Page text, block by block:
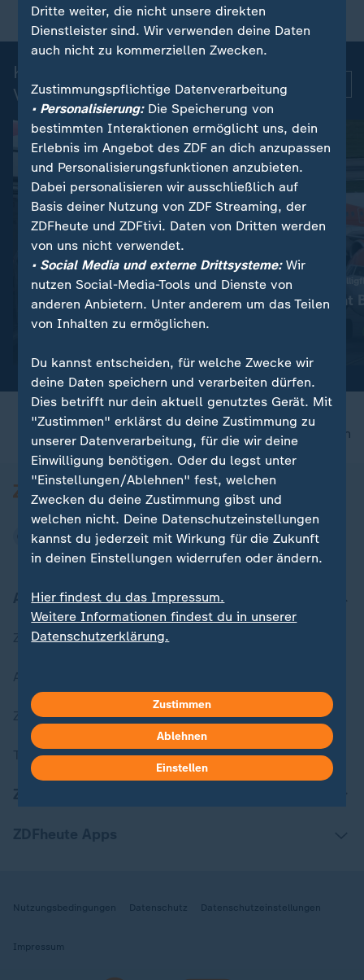
Kurznachrichten: Aktuelle
Videos
25 Verletzte nach Kollision:
Gelsenkirchen:
Straßenbahnen stoßen
US-Investor kauft
Apollo gewinnt
nach oben
Aktuell bei ZDFheute
Zuletzt veröffentlicht
ZDFheute Stories
Themen im Überblick
Nutzungsbedingungen Datenschutz Datenschutzeinstellungen
Impressum
Dritte weiter, die nicht unsere direkten
Dienstleister sind. Wir verwenden deine Daten
auch nicht zu kommerziellen Zwecken.
Zustimmungspflichtige Datenverarbeitung
• Personalisierung:Die Speicherung von
bestimmten Interaktionen ermöglicht uns, dein
Erlebnis im Angebot des ZDF an dich anzupassen
und Personalisierungsfunktionen anzubieten.
Dabei personalisieren wir ausschließlich auf
Basis deiner Nutzung von ZDF Streaming, der
ZDFheute und ZDFtivi. Daten von Dritten werden
von uns nicht verwendet.
• Social Media und externe Drittsysteme:Wir
nutzen Social-Media-Tools und Dienste von
anderen Anbietern. Unter anderem um das Teilen
von Inhalten zu ermöglichen.
Du kannst entscheiden, für welche Zwecke wir
deine Daten speichern und verarbeiten dürfen.
Dies betrifft nur dein aktuell genutztes Gerät. Mit
"Zustimmen" erklärst du deine Zustimmung zu
unserer Datenverarbeitung, für die wir deine
Einwilligung benötigen. Oder du legst unter
"Einstellungen/Ablehnen" fest, welchen
Zwecken du deine Zustimmung gibst und
welchen nicht. Deine Datenschutzeinstellungen
kannst du jederzeit mit Wirkung für die Zukunft
in deinen Einstellungen widerrufen oder ändern.
Hier findest du das Impressum.
Weitere Informationen findest du in unserer
Datenschutzerklärung.
Zustimmen
Ablehnen
Einstellen